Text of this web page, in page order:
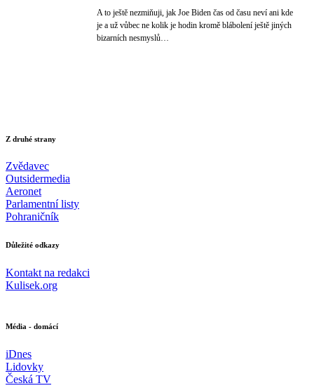
A to ještě nezmiňuji, jak Joe Biden čas od času neví ani kde
je a už vůbec ne kolik je hodin kromě blábolení ještě jiných
bizarních nesmyslů…
Z druhé strany
Zvědavec
Outsidermedia
Aeronet
Parlamentní listy
Pohraničník
Důležité odkazy
Kontakt na redakci
Kulisek.org
Média - domácí
iDnes
Lidovky
Česká TV